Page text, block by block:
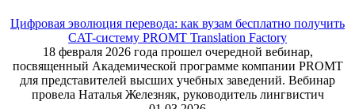
Цифровая эволюция перевода: как вузам бесплатно получить
CAT-систему PROMT Translation Factory
18 февраля 2026 года прошел очередной вебинар,
посвященный Академической программе компании PROMT
для представителей высших учебных заведений. Вебинар
провела Наталья Железняк, руководитель лингвистич